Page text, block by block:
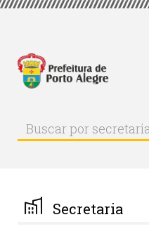
Pular
principal
Buscar
Buscar
por
palavra-
chave
Secretaria